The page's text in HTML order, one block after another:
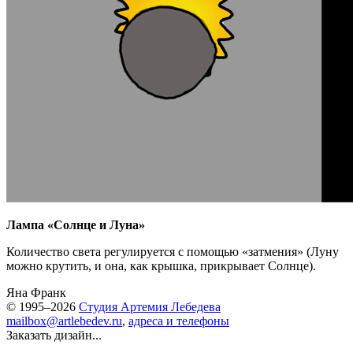
Лампа «Солнце и Луна»
Количество света регулируется с помощью «затмения» (Луну
можно крутить, и она, как крышка, прикрывает Солнце).
Яна Франк
© 1995–2026 Студия Артемия Лебедева
mailbox@artlebedev.ru, адреса и телефоны
Заказать дизайн...